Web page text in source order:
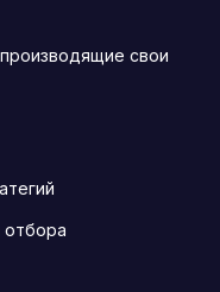
свои
отбора